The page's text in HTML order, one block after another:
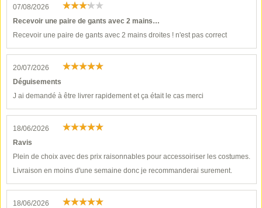
07/08/2026
Recevoir une paire de gants avec 2 mains…
Recevoir une paire de gants avec 2 mains droites ! n'est pas correct
20/07/2026
Déguisements
J ai demandé à être livrer rapidement et ça était le cas merci
18/06/2026
Ravis
Plein de choix avec des prix raisonnables pour accessoiriser les costumes.
Livraison en moins d'une semaine donc je recommanderai surement.
18/06/2026